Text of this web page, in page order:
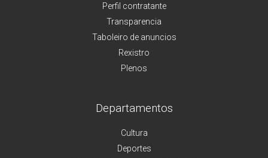
Perfil contratante
Transparencia
Taboleiro de anuncios
Rexistro
Plenos
Departamentos
Cultura
Deportes